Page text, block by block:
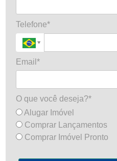
Telefone*
Email*
O que você deseja?*
Alugar Imóvel
Comprar Lançamentos
Comprar Imóvel Pronto